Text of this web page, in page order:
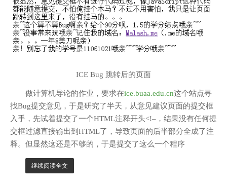
ICE Bug 跳转后的页面
做计算机导论的作业，要求在ice.buaa.edu.cn这个站点寻
找Bug提交意见，于是研究了半天，从意见建议页面的提交框
入手，先试着提交了一个HTML注释开头<!–，结果没有任何提
交框过滤直接输出到HTML了，导致页面的后半部分全成了注
释。但显然这还是不够的，于是提交了这么一个程序
继续阅读全文